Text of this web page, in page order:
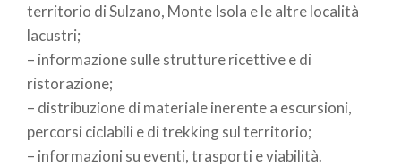
territorio di Sulzano, Monte Isola e le altre località
lacustri;
– informazione sulle strutture ricettive e di
ristorazione;
– distribuzione di materiale inerente a escursioni,
percorsi ciclabili e di trekking sul territorio;
– informazioni su eventi, trasporti e viabilità.